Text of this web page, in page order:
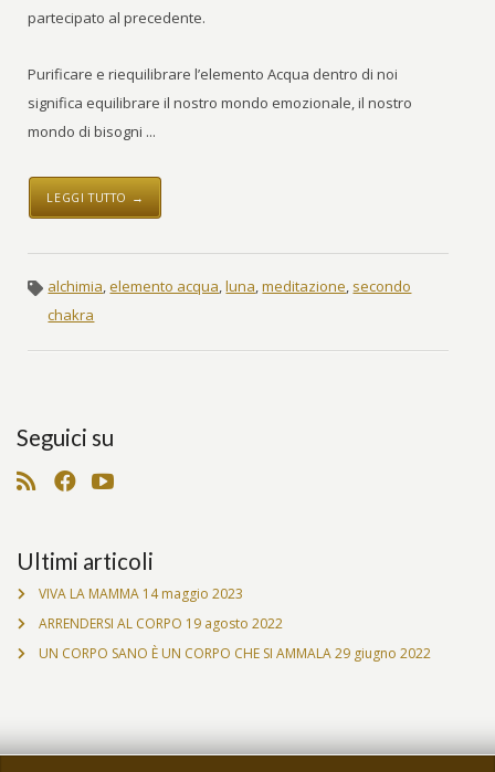
partecipato al precedente.
Purificare e riequilibrare l’elemento Acqua dentro di noi
significa equilibrare il nostro mondo emozionale, il nostro
mondo di bisogni ...
LEGGI TUTTO →
alchimia,elemento acqua,luna,meditazione, secondo
chakra
Seguici su
Ultimi articoli
VIVA LA MAMMA 14 maggio 2023
ARRENDERSI AL CORPO 19 agosto 2022
UN CORPO SANO È UN CORPO CHE SI AMMALA29 giugno 2022